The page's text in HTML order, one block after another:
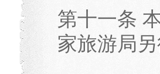
第十一条
家旅游局另